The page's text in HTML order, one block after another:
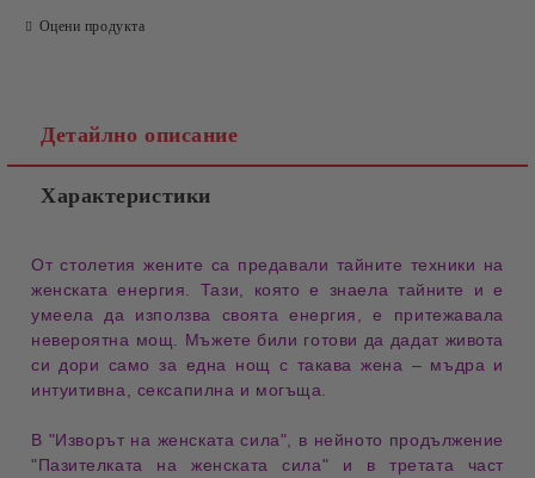
Оцени продукта
Детайлно описание
Характеристики
От столетияжените са предавали тайните техники на
женската енергия . Тази, която е знаелатайните
и е
умеела да използва своята енергия
, е притежавала
невероятна мощ . Мъжете били готови да дадат живота
си дори само за една нощ с такава жена – мъдра и
интуитивна
сексапилна и могъща
В "Изворът на женската сила" , в нейното продължение
"Пазителката на женската сила" и в третата част